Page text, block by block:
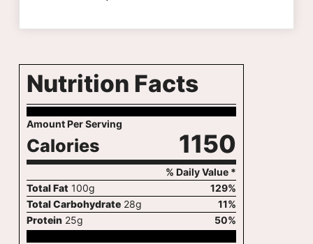
Nutrition Facts
Amount Per Serving
Calories 1150
% Daily Value *
Total Fat 100g 129%
Total Carbohydrate 28g 11%
Protein 25g 50%